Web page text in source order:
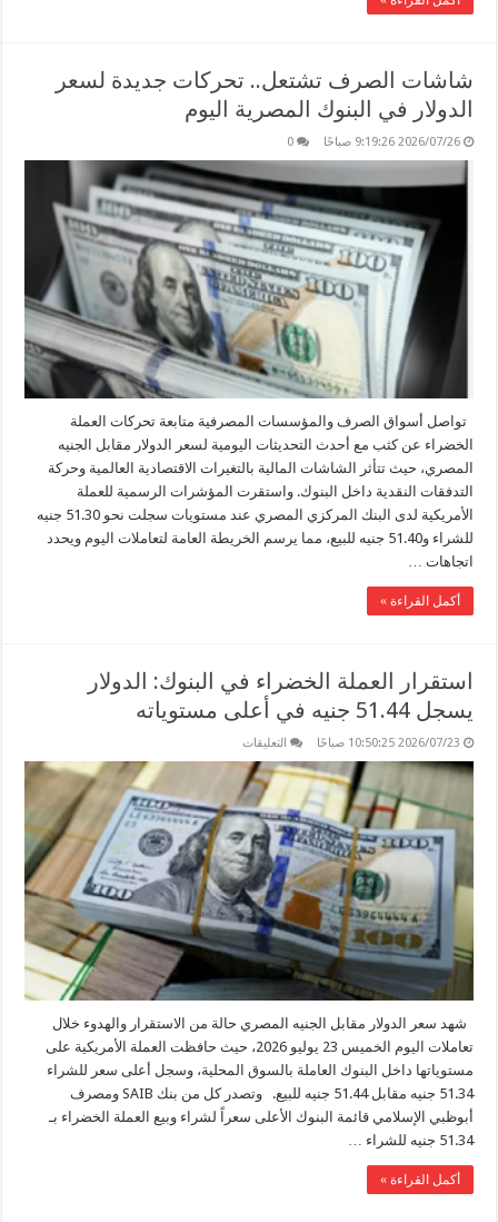
شاشات الصرف تشتعل.. تحركات جديدة لسعر
الدولار في البنوك المصرية اليوم
2026/07/26 9:19:26 صباحًا 0
تواصل أسواق الصرف والمؤسسات المصرفية متابعة تحركات العملة
الخضراء عن كثب مع أحدث التحديثات اليومية لسعر الدولار مقابل الجنيه
المصري، حيث تتأثر الشاشات المالية بالتغيرات الاقتصادية العالمية وحركة
التدفقات النقدية داخل البنوك. واستقرت المؤشرات الرسمية للعملة
الأمريكية لدى البنك المركزي المصري عند مستويات سجلت نحو 51.30 جنيه
للشراء و51.40 جنيه للبيع، مما يرسم الخريطة العامة لتعاملات اليوم ويحدد
اتجاهات …
أكمل القراءة »
استقرار العملة الخضراء في البنوك: الدولار
يسجل 51.44 جنيه في أعلى مستوياته
2026/07/23 10:50:25 صباحًا التعليقات
الخضراء
في
البنوك:
الدولار
يسجل
51.44
جنيه
في
أعلى
مستوياته
مغلقة
شهد سعر الدولار مقابل الجنيه المصري حالة من الاستقرار والهدوء خلال
تعاملات اليوم الخميس 23 يوليو 2026، حيث حافظت العملة الأمريكية على
مستوياتها داخل البنوك العاملة بالسوق المحلية، وسجل أعلى سعر للشراء
51.34 جنيه مقابل 51.44 جنيه للبيع. وتصدر كل من بنك SAIB ومصرف
أبوظبي الإسلامي قائمة البنوك الأعلى سعراً لشراء وبيع العملة الخضراء بـ
51.34 جنيه للشراء …
أكمل القراءة »